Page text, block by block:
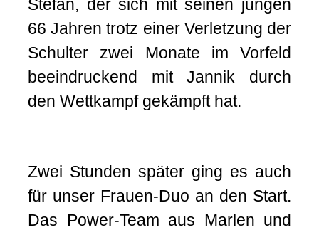
Stefan, der sich mit seinen jungen
66 Jahren trotz einer Verletzung der
Schulter zwei Monate im Vorfeld
beeindruckend mit Jannik durch
den Wettkampf gekämpft hat.
Zwei Stunden später ging es auch
für unser Frauen-Duo an den Start.
Das Power-Team aus Marlen und